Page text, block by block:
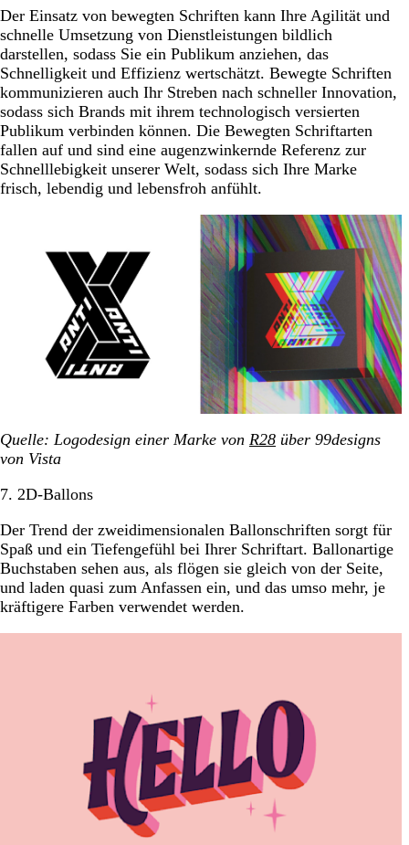
Der Einsatz von bewegten Schriften kann Ihre Agilität und
schnelle Umsetzung von Dienstleistungen bildlich
darstellen, sodass Sie ein Publikum anziehen, das
Schnelligkeit und Effizienz wertschätzt. Bewegte Schriften
kommunizieren auch Ihr Streben nach schneller Innovation,
sodass sich Brands mit ihrem technologisch versierten
Publikum verbinden können. Die Bewegten Schriftarten
fallen auf und sind eine augenzwinkernde Referenz zur
Schnelllebigkeit unserer Welt, sodass sich Ihre Marke
frisch, lebendig und lebensfroh anfühlt.
Quelle: Logodesign einer Marke von R28 über 99designs
von Vista
7. 2D-Ballons
Der Trend der zweidimensionalen Ballonschriften sorgt für
Spaß und ein Tiefengefühl bei Ihrer Schriftart. Ballonartige
Buchstaben sehen aus, als flögen sie gleich von der Seite,
und laden quasi zum Anfassen ein, und das umso mehr, je
kräftigere Farben verwendet werden.